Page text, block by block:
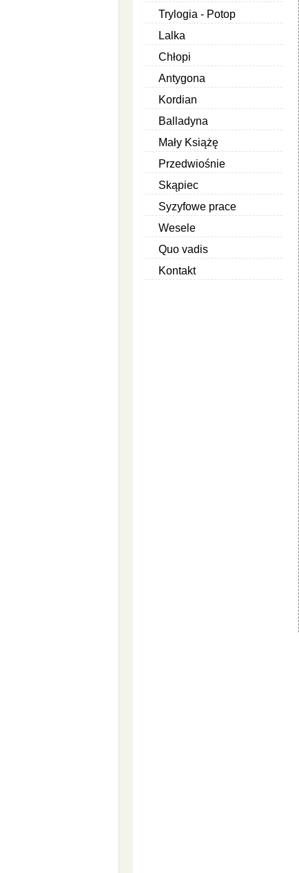
Trylogia - Potop
Lalka
Chłopi
Antygona
Kordian
Balladyna
Mały Książę
Przedwiośnie
Skąpiec
Syzyfowe prace
Wesele
Quo vadis
Kontakt